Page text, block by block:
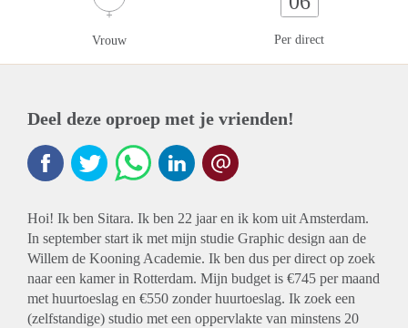
Vrouw Per direct
Deel deze oproep met je vrienden!
Hoi! Ik ben Sitara. Ik ben 22 jaar en ik kom uit Amsterdam.
In september start ik met mijn studie Graphic design aan de
Willem de Kooning Academie. Ik ben dus per direct op zoek
naar een kamer in Rotterdam. Mijn budget is €745 per maand
met huurtoeslag en €550 zonder huurtoeslag. Ik zoek een
(zelfstandige) studio met een oppervlakte van minstens 20